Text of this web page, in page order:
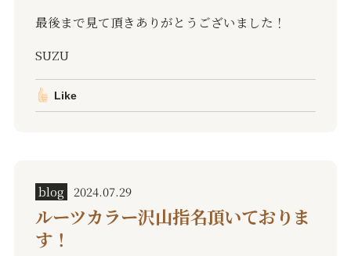
最後まで見て頂きありがとうございました！
SUZU
Like
blog 2024.07.29
ルーツカラー沢山指名頂いておりま
す！